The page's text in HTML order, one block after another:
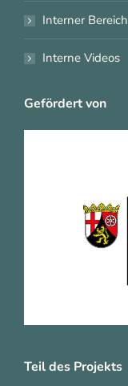
Interner Bereich
Interne Videos
Gefördert von
Teil des Projekts